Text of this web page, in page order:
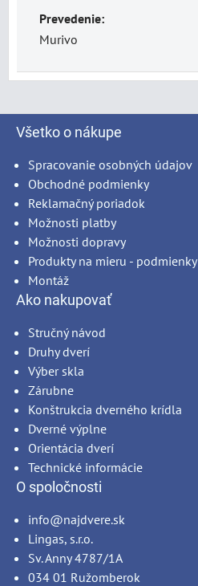
Prevedenie:
Murivo
Všetko o nákupe
Spracovanie osobných údajov
Obchodné podmienky
Reklamačný poriadok
Možnosti platby
Možnosti dopravy
Produkty na mieru - podmienky
Montáž
Ako nakupovať
Stručný návod
Druhy dverí
Výber skla
Zárubne
Konštrukcia dverného krídla
Dverné výplne
Orientácia dverí
Technické informácie
O spoločnosti
info@najdvere.sk
Lingas, s.r.o.
Sv. Anny 4787/1A
034 01 Ružomberok